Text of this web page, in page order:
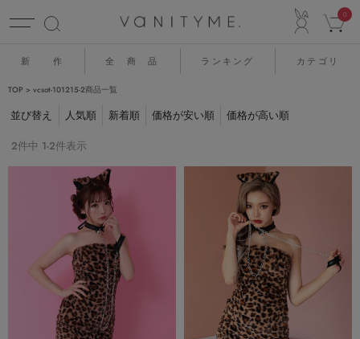
0
新 作 全 商 品 ランキング カテゴリ
TOP vcsot-101215-2商品一覧
並び替え 人気順 新着順 価格が安い順
価格が高い順
2件中 1-2件表示